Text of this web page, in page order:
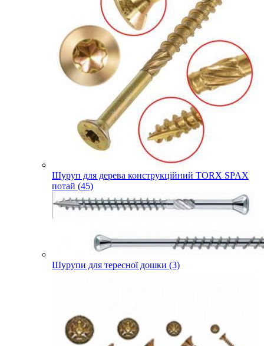
Шуруп для дерева конструкційний TORX SPAX
потай (45)
Шурупи для тересної дошки (3)